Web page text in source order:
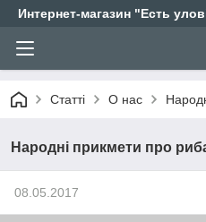
Интернет-магазин "Есть
Статті О нас
Народні прикмети про
08.05.2017